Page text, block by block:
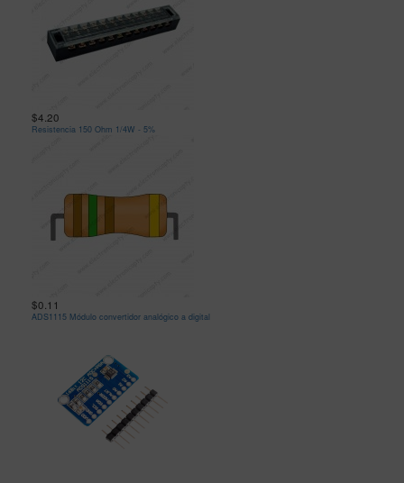
$4.20
Resistencia 150 Ohm 1/4W - 5%
$0.11
ADS1115 Módulo convertidor analógico a digital